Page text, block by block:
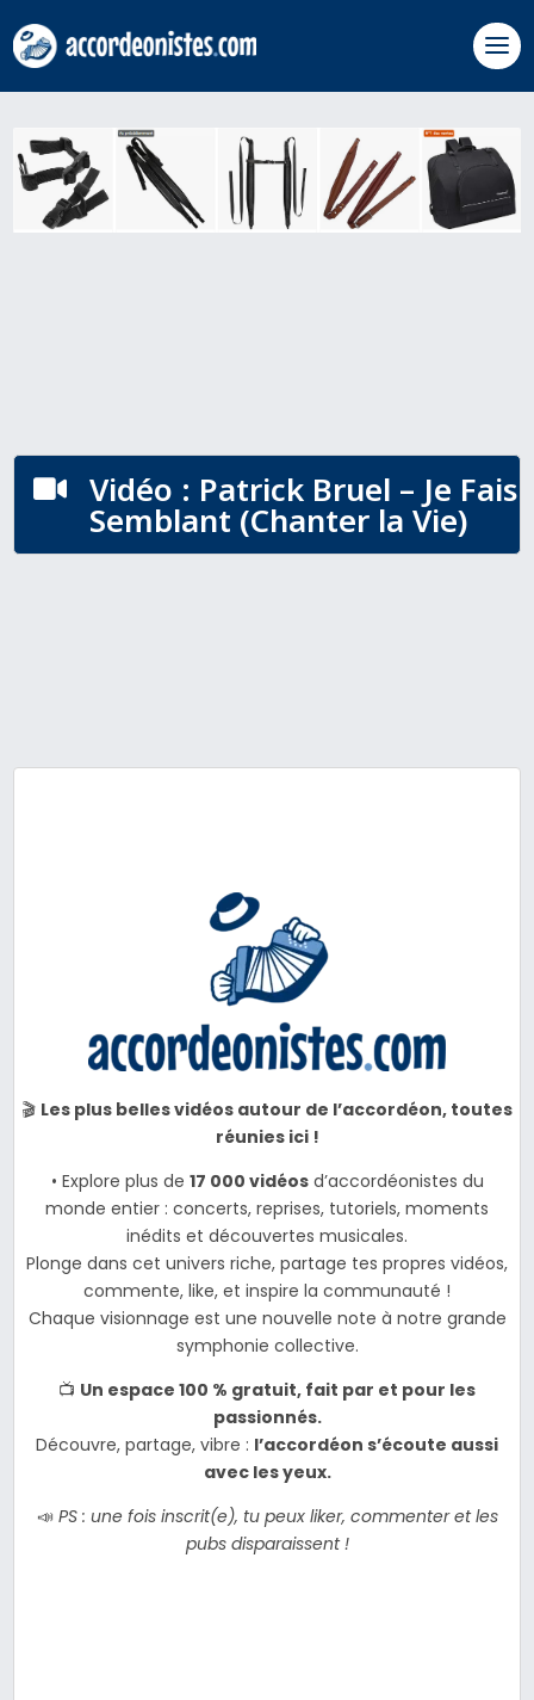
 Vidéo : Patrick Bruel – Je Fais
Semblant (Chanter la Vie)
🎬 Les plus belles vidéos autour de l’accordéon, toutes
réunies ici !
• Explore plus de 17 000 vidéosd’accordéonistes du
monde entier : concerts, reprises, tutoriels, moments
inédits et découvertes musicales.
Plonge dans cet univers riche, partage tes propres vidéos,
commente, like, et inspire la communauté !
Chaque visionnage est une nouvelle note à notre grande
symphonie collective.
📺 Un espace 100 % gratuit, fait par et pour les
passionnés.
Découvre, partage, vibre : l’accordéon s’écoute aussi
avec les yeux.
📣 PS : une fois inscrit(e), tu peux liker, commenter et les
pubs disparaissent !